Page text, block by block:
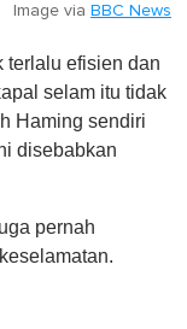
Image via BBC News
terlalu efisien dan
selam itu tidak
Haming sendiri
disebabkan
pernah